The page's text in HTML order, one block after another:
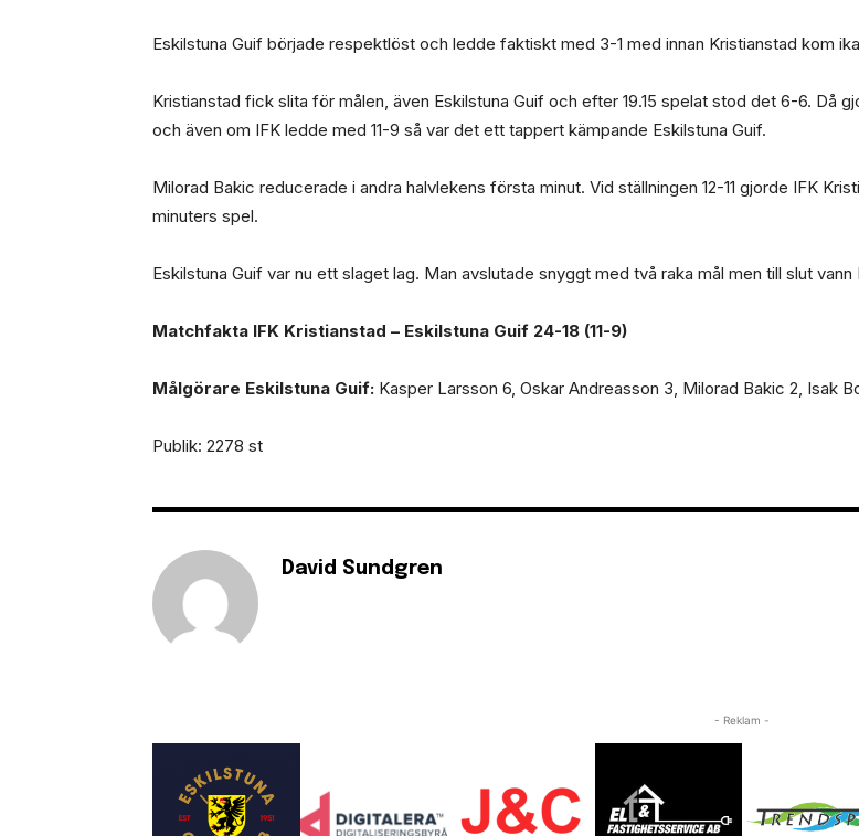
Eskilstuna Guif började respektlöst och ledde faktiskt med 3-1 med innan Kristianstad kom
Kristianstad fick slita för målen, även Eskilstuna Guif och efter 19.15 spelat stod det 6-6. Då
och även om IFK ledde med 11-9 så var det ett tappert kämpande Eskilstuna Guif.
Milorad Bakic reducerade i andra halvlekens första minut. Vid ställningen 12-11 gjorde IFK
minuters spel.
Eskilstuna Guif var nu ett slaget lag. Man avslutade snyggt med två raka mål men till slut
Matchfakta IFK Kristianstad – Eskilstuna Guif 24-18 (11-9)
Målgörare Eskilstuna Guif: Kasper Larsson 6, Oskar Andreasson 3, Milorad Bakic 2, Isak
Publik: 2278 st
David Sundgren
- Reklam -